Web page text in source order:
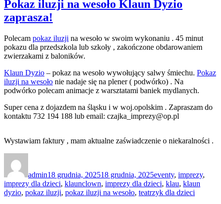
Pokaz iluzji na wesoło Klaun Dyzio
zaprasza!
Polecam pokaz iluzji na wesoło w swoim wykonaniu . 45 minut
pokazu dla przedszkola lub szkoły , zakończone obdarowaniem
zwierzakami z baloników.
Klaun Dyzio – pokaz na wesoło wywołujący salwy śmiechu. Pokaz
iluzji na wesoło nie nadaje się na plener ( podwórko) . Na
podwórko polecam animacje z warsztatami baniek mydlanych.
Super cena z dojazdem na śląsku i w woj.opolskim . Zapraszam do
kontaktu 732 194 188 lub email: czajka_imprezy@op.pl
Wystawiam faktury , mam aktualne zaświadczenie o niekaralności .
admin18 grudnia, 202518 grudnia, 2025eventy, imprezy,
imprezy dla dzieci, klaunTagi
clown, imprezy dla dzieci, klau, klaun
dyzio, pokaz iluzji, pokaz iluzji na wesoło, teatrzyk dla dzieci